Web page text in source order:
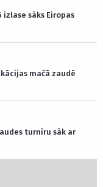
sāks Eiropas
mačā zaudē
turnīru sāk ar